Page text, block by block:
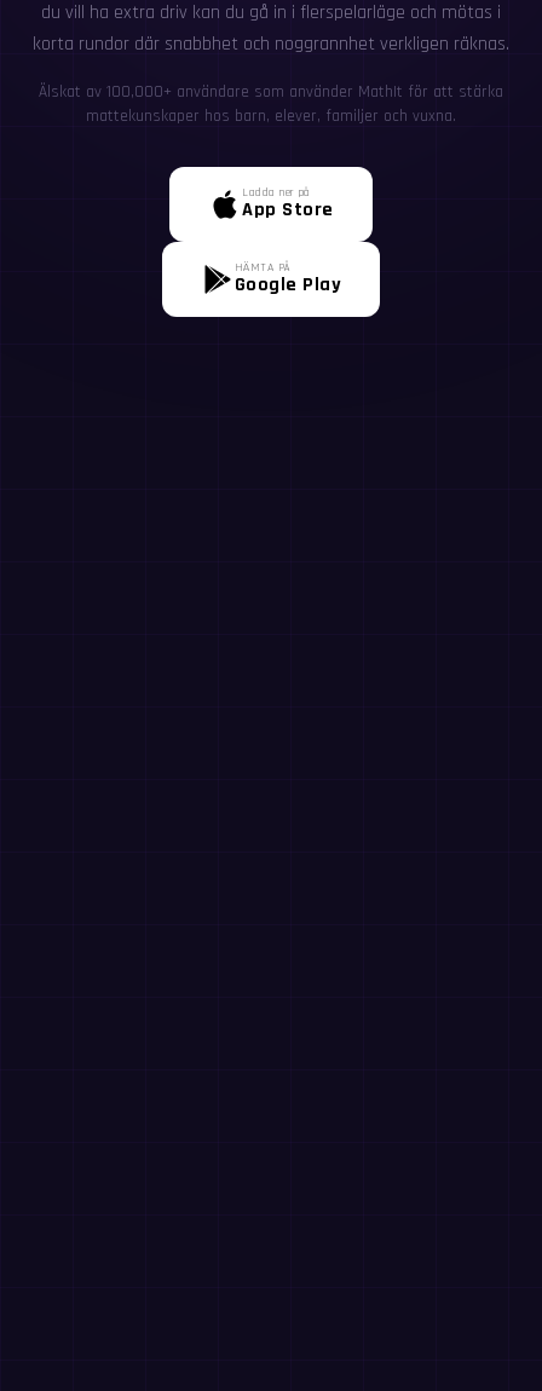
du vill ha extra driv kan du gå in i flerspelarläge och mötas i
korta rundor där snabbhet och noggrannhet verkligen räknas.
Älskat av 100,000+ användare som använder MathIt för att stärka
mattekunskaper hos barn, elever, familjer och vuxna.
Ladda ner på
App Store
HÄMTA PÅ
Google Play